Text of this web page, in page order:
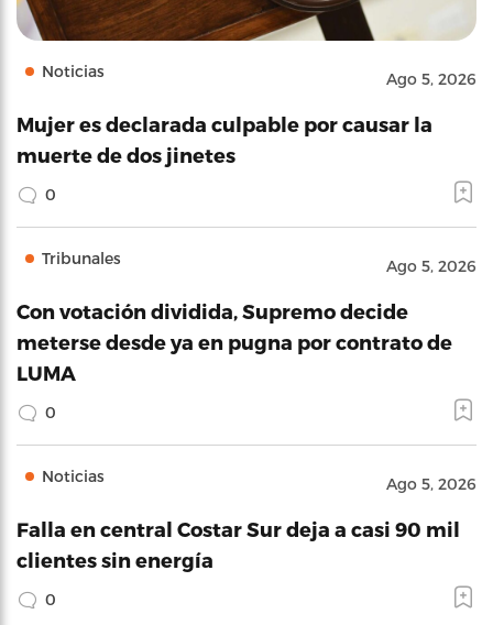
Noticias Ago 5, 2026
Mujer es declarada culpable por causar la
muerte de dos jinetes
0
Tribunales Ago 5, 2026
Con votación dividida, Supremo decide
meterse desde ya en pugna por contrato de
LUMA
0
Noticias Ago 5, 2026
Falla en central Costar Sur deja a casi 90 mil
clientes sin energía
0